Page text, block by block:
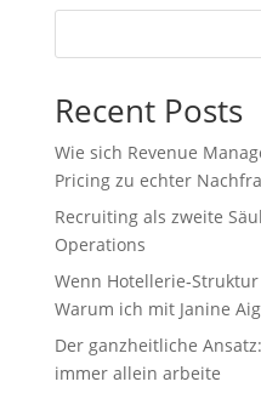
Recent Posts
Wie sich Revenue
Pricing zu echter
Recruiting als zweite
Operations
Wenn
Warum ich mit Janine
Der ganzheitliche
immer allein arbeite